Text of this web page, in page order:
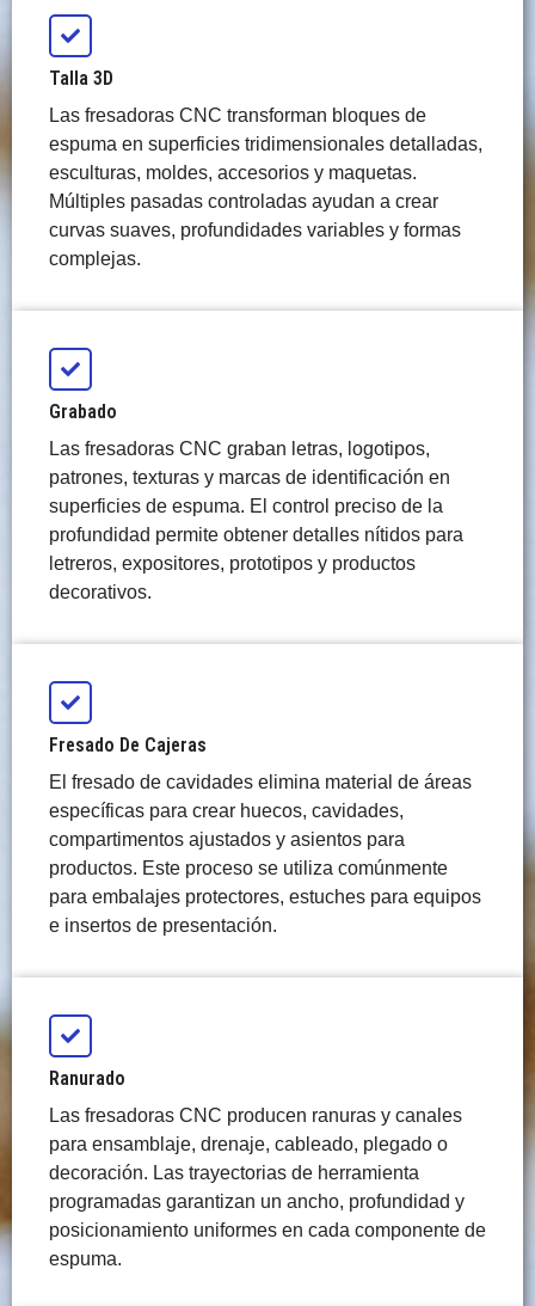
Talla 3D
Las fresadoras CNC transforman bloques de
espuma en superficies tridimensionales detalladas,
esculturas, moldes, accesorios y maquetas.
Múltiples pasadas controladas ayudan a crear
curvas suaves, profundidades variables y formas
complejas.
Grabado
Las fresadoras CNC graban letras, logotipos,
patrones, texturas y marcas de identificación en
superficies de espuma. El control preciso de la
profundidad permite obtener detalles nítidos para
letreros, expositores, prototipos y productos
decorativos.
Fresado De Cajeras
El fresado de cavidades elimina material de áreas
específicas para crear huecos, cavidades,
compartimentos ajustados y asientos para
productos. Este proceso se utiliza comúnmente
para embalajes protectores, estuches para equipos
e insertos de presentación.
Ranurado
Las fresadoras CNC producen ranuras y canales
para ensamblaje, drenaje, cableado, plegado o
decoración. Las trayectorias de herramienta
programadas garantizan un ancho, profundidad y
posicionamiento uniformes en cada componente de
espuma.